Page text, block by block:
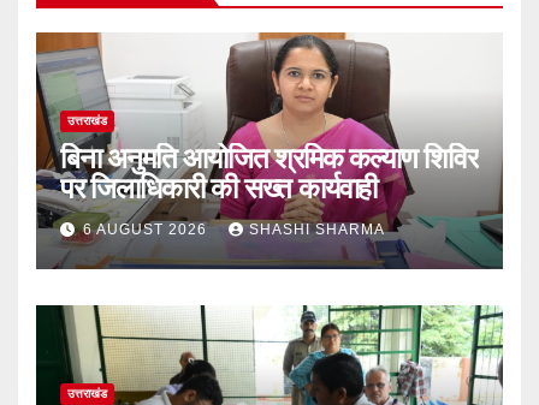
उत्तराखंड
बिना अनुमति आयोजित श्रमिक कल्याण शिविर
पर जिलाधिकारी की सख्त कार्यवाही
6 AUGUST 2026 SHASHI SHARMA
उत्तराखंड